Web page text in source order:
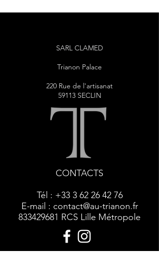
SARL CLAMED
Trianon Palace
220 Rue de l'artisanat
59113 SECLIN
CONTACTS
Tél : +33 3 62 26 42 76
E-mail : contact@au-trianon.fr
833429681 RCS Lille Métropole